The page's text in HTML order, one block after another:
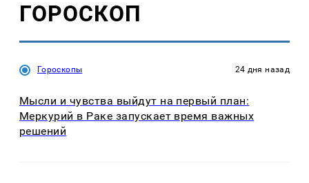
ГОРОСКОП
Гороскопы 24 дня назад
Мысли и чувства выйдут на первый план:
Меркурий в Раке запускает время важных
решений